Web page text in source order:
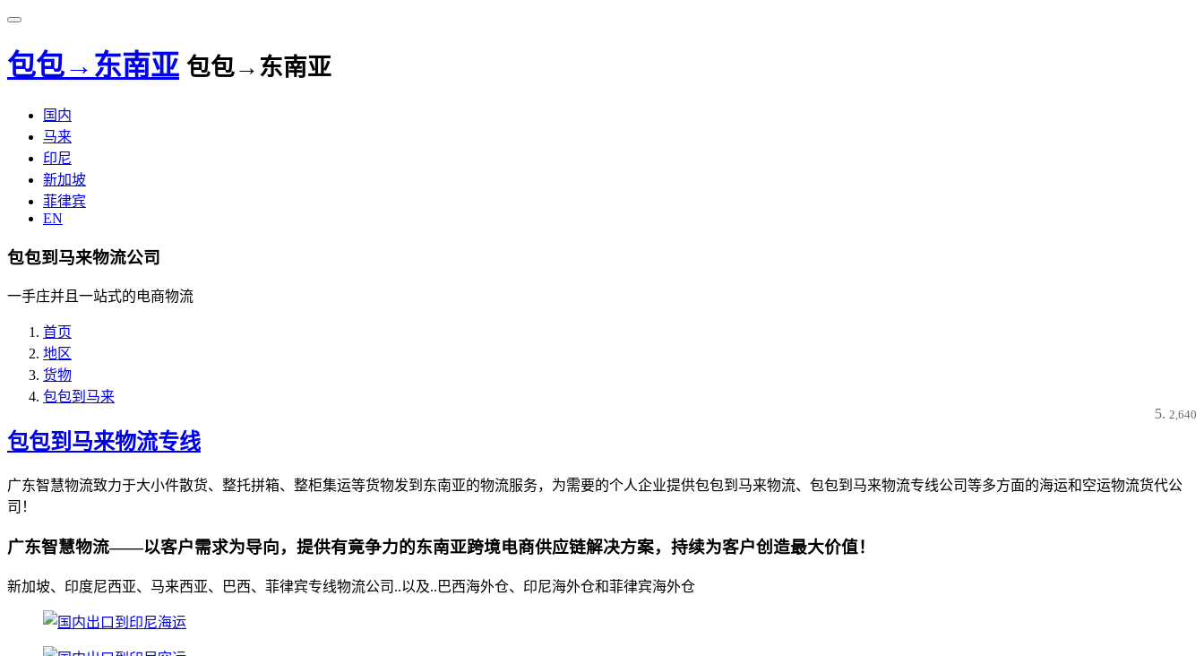
包包→东南亚 包包→东南亚
国内
马来
印尼
新加坡
菲律宾
EN
包包到马来物流公司
一手庄并且一站式的电商物流
首页
地区
货物
包包到马来
2,640
包包到马来物流专线
广东智慧物流致力于大小件散货、整托拼箱、整柜集运等货物发到东南亚的物流服务，为需要的个人企业提供包包到马来物流、包包到马来物流专线公司等多方面的海运和空运物流货代公
司！
广东智慧物流——以客户需求为导向，提供有竟争力的东南亚跨境电商供应链解决方案，持续为客户创造最大价值！
新加坡、印度尼西亚、马来西亚、巴西、菲律宾专线物流公司..以及..巴西海外仓、印尼海外仓和菲律宾海外仓